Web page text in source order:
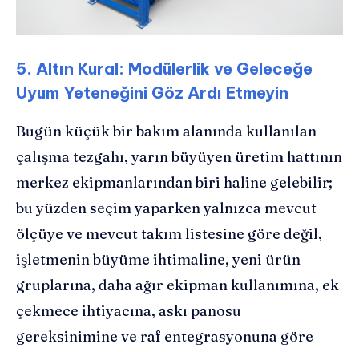
5. Altın Kural: Modülerlik ve Geleceğe
Uyum Yeteneğini Göz Ardı Etmeyin
Bugün küçük bir bakım alanında kullanılan
çalışma tezgahı, yarın büyüyen üretim hattının
merkez ekipmanlarından biri haline gelebilir;
bu yüzden seçim yaparken yalnızca mevcut
ölçüye ve mevcut takım listesine göre değil,
işletmenin büyüme ihtimaline, yeni ürün
gruplarına, daha ağır ekipman kullanımına, ek
çekmece ihtiyacına, askı panosu
gereksinimine ve raf entegrasyonuna göre